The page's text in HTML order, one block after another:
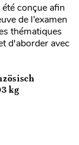
conçue afin
de l’examen
thématiques
d'aborder avec
kg